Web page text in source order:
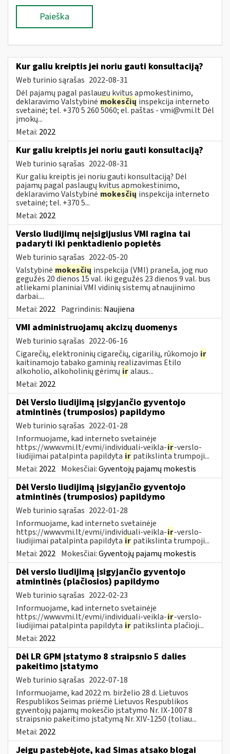
Paieška
Kur galiu kreiptis jei noriu gauti konsultaciją?
Web turinio sąrašas 2022-08-31
Dėl pajamų pagal paslaugų kvitus apmokestinimo,
deklaravimo Valstybinė mokesčių inspekcija interneto
svetainė; tel. +370 5 260 5060; el. paštas -vmi@vmi.ltDėl
įmokų...
Metai: 2022
Kur galiu kreiptis jei noriu gauti konsultaciją?
Web turinio sąrašas 2022-08-31
Kur galiu kreiptis jei noriu gauti konsultaciją? Dėl
pajamų pagal paslaugų kvitus apmokestinimo,
deklaravimo Valstybinė mokesčių inspekcija interneto
svetainė; tel. +370 5...
Metai: 2022
Verslo liudijimų neįsigijusius VMI ragina tai
padaryti iki penktadienio popietės
Web turinio sąrašas 2022-05-20
Valstybinė mokesčių inspekcija (VMI) praneša, jog nuo
gegužės 20 dienos 15 val. iki gegužės 23 dienos 9 val. bus
atliekami planiniai VMI vidinių sistemų atnaujinimo
darbai....
Metai: 2022 Pagrindinis: Naujiena
VMI administruojamų akcizų duomenys
Web turinio sąrašas 2022-06-16
Cigarečių, elektroninių cigarečių, cigarilių, rūkomojo ir
kaitinamojo tabako gaminių realizavimas Etilo
alkoholio, alkoholinių gėrimų iralaus...
Metai: 2022
Dėl Verslo liudijimą įsigyjančio gyventojo
atmintinės (trumposios) papildymo
Web turinio sąrašas 2022-01-28
Informuojame, kad interneto svetainėje
https://www.vmi.lt/evmi/individuali-veikla-ir-verslo-
liudijimai patalpinta papildyta ir patikslinta trumpoji...
Metai: 2022 Mokesčiai:Gyventojų pajamų mokestis
Dėl Verslo liudijimą įsigyjančio gyventojo
atmintinės (trumposios) papildymo
Web turinio sąrašas 2022-01-28
Informuojame, kad interneto svetainėje
https://www.vmi.lt/evmi/individuali-veikla-ir-verslo-
liudijimai patalpinta papildyta ir patikslinta trumpoji...
Metai: 2022 Mokesčiai:Gyventojų pajamų mokestis
Dėl verslo liudijimą įsigyjančio gyventojo
atmintinės (plačiosios) papildymo
Web turinio sąrašas 2022-02-23
Informuojame, kad interneto svetainėje
https://www.vmi.lt/evmi/individuali-veikla-ir-verslo-
liudijimai patalpinta papildyta ir patikslinta plačioji...
Metai: 2022
Dėl LR GPM įstatymo 8 straipsnio 5 dalies
pakeitimo įstatymo
Web turinio sąrašas 2022-07-18
Informuojame, kad 2022 m. birželio 28 d. Lietuvos
Respublikos Seimas priėmė Lietuvos Respublikos
gyventojų pajamų mokesčio įstatymo Nr. IX-1007 8
straipsnio pakeitimo įstatymą Nr. XIV-1250 (toliau...
Metai: 2022
Jeigu pastebėjote, kad Simas atsako blogai